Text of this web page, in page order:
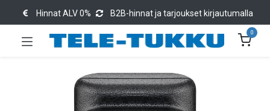
Hinnat ALV 0% B2B-hinnat ja tarjoukset kirjautumalla
0